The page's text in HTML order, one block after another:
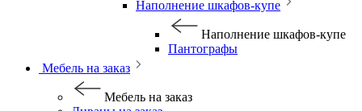
Наполнение шкафов-купе
Наполнение шкафов-купе
Пантографы
Мебель на заказ
Мебель на заказ